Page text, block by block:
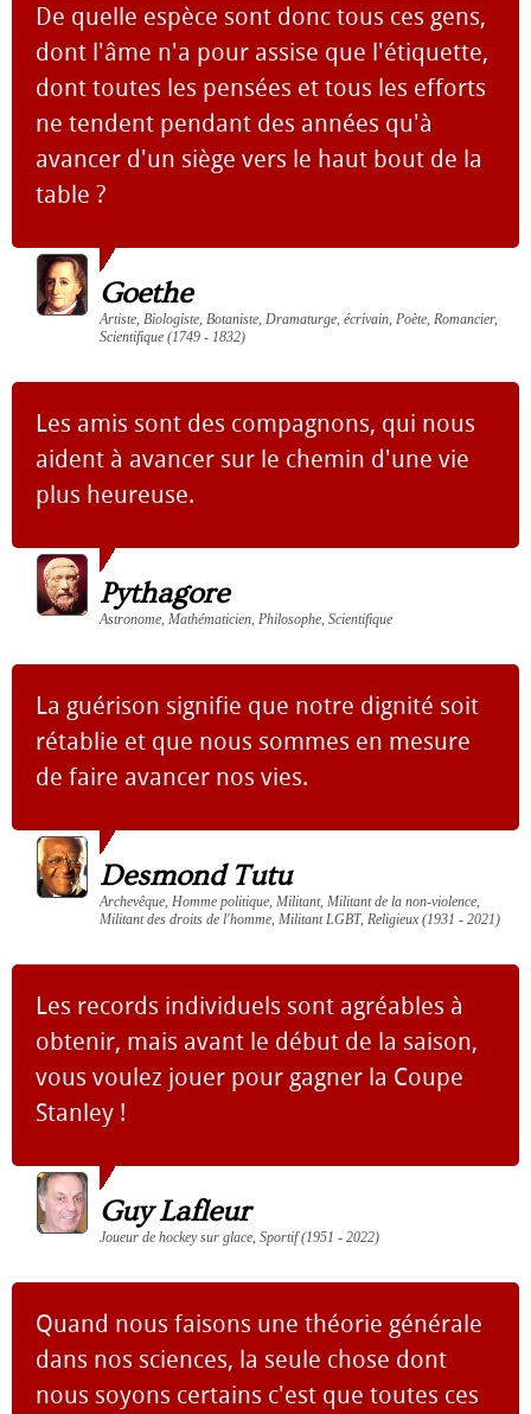
De quelle espèce sont donc tous ces gens,
dont l'âme n'a pour assise que l'étiquette,
dont toutes les pensées et tous les efforts
ne tendent pendant des années qu'à
avancer d'un siège vers le haut bout de la
table ?
Goethe
Artiste, Biologiste, Botaniste, Dramaturge, écrivain, Poète, Romancier,
Scientifique (1749 - 1832)
Les amis sont des compagnons, qui nous
aident à avancer sur le chemin d'une vie
plus heureuse.
Pythagore
Astronome, Mathématicien, Philosophe, Scientifique
La guérison signifie que notre dignité soit
rétablie et que nous sommes en mesure
de faire avancer nos vies.
Desmond Tutu
Archevêque, Homme politique, Militant, Militant de la non-violence,
Militant des droits de l'homme, Militant LGBT, Religieux (1931 - 2021)
Les records individuels sont agréables à
obtenir, mais avant le début de la saison,
vous voulez jouer pour gagner la Coupe
Stanley !
Guy Lafleur
Joueur de hockey sur glace, Sportif (1951 - 2022)
Quand nous faisons une théorie générale
dans nos sciences, la seule chose dont
nous soyons certains c'est que toutes ces